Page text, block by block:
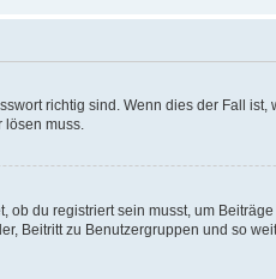
richtig sind. Wenn dies der Fall
muss.
du registriert sein musst, um
Beitritt zu Benutzergruppen und so